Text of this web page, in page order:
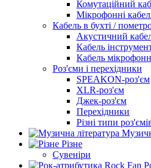
Комутаційний
Мікрофонні
Кабель в бухті /
Акустичний
Кабель
Кабель
Роз'єми і перехідники
SPEAKON-роз'єм
XLR-роз'єм
Джек-роз'єм
Перехідники
Різні типи
Різне
Сувеніри